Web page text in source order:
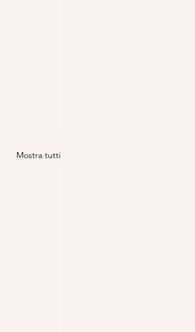
Mostra tutti